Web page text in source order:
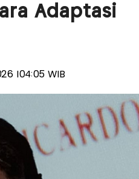
Adaptasi
|04:05 WIB